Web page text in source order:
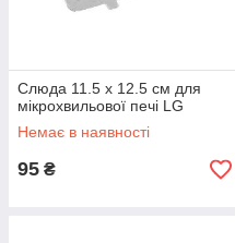
Слюда 11.5 x 12.5 см для
мікрохвильової печі LG
Немає в наявності
95 ₴